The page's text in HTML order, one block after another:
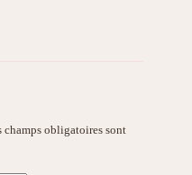
champs obligatoires sont